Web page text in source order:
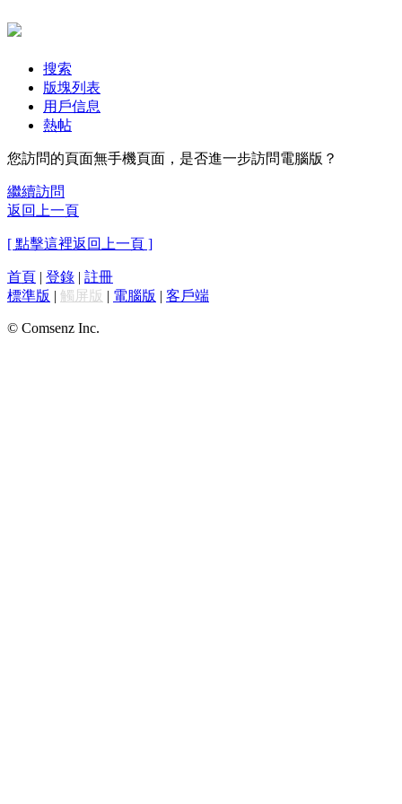
搜索
版塊列表
用戶信息
熱帖
您訪問的頁面無手機頁面，是否進一步訪問電腦版？
繼續訪問
返回上一頁
[ 點擊這裡返回上一頁 ]
首頁 | 登錄 | 註冊
標準版 | 觸屏版 | 電腦版 | 客戶端
© Comsenz Inc.